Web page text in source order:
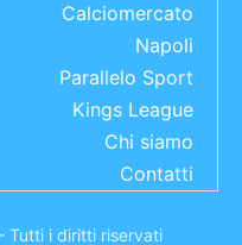
Calciomercato
Napoli
Parallelo Sport
Kings League
Chi siamo
Contatti
Tutti i diritti riservati